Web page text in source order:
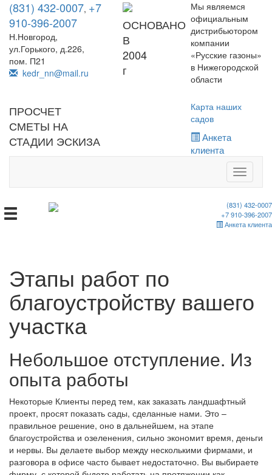
(831) 432-0007, +7
910-396-2007
Н.Новгород,
ул.Горького, д.226,
пом. П21
kedr_nn@mail.ru
ПРОСЧЕТ
СМЕТЫ НА
СТАДИИ ЭСКИЗА
ОСНОВАНО
В
2004
г
Мы являемся
официальным
дистрибьютором
компании
«Русские газоны»
в Нижегородской
области
Карта наших
садов
Анкета
клиента
Toggle
(831) 432-0007
+7 910-396-2007
Анкета клиента
Этапы работ по
благоустройству вашего
участка
Небольшое отступление. Из
опыта работы
Некоторые Клиенты перед тем, как заказать ландшафтный
проект, просят показать сады, сделанные нами. Это –
правильное решение, оно в дальнейшем, на этапе
благоустройства и озеленения, сильно экономит время, деньги
и нервы. Вы делаете выбор между несколькими фирмами, и
разговора в офисе часто бывает недостаточно. Вы выбираете